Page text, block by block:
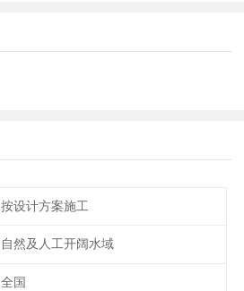
按设计方案施工
自然及人工开阔水域
全国